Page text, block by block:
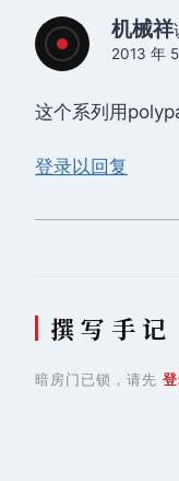
机械祥
2013 年
这个系列用
登录以回复
撰 写 手 记
暗房门已锁，请先